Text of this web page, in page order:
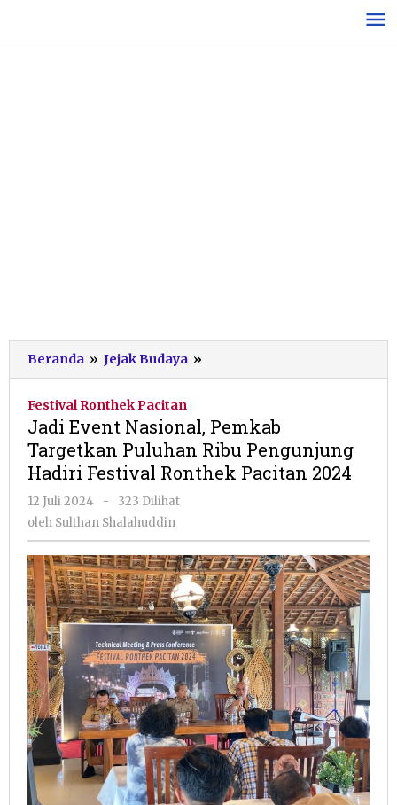
konten
Beranda » Jejak Budaya »
Event
Targetkan
Puluhan
Ribu
Ronthek
Pacitan
2024
Festival Ronthek Pacitan
Jadi Event Nasional, Pemkab
Targetkan Puluhan Ribu Pengunjung
Hadiri Festival Ronthek Pacitan 2024
12 Juli 2024
oleh
Sulthan
-
323 Dilihat
oleh Sulthan Shalahuddin